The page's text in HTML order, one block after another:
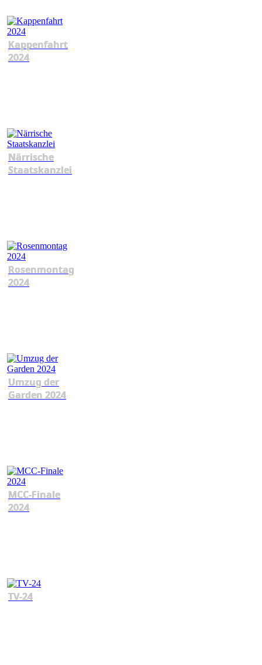
Kappenfahrt
2024
Närrische
Staatskanzlei
Rosenmontag
2024
Umzug der
Garden 2024
MCC-Finale
2024
TV-24